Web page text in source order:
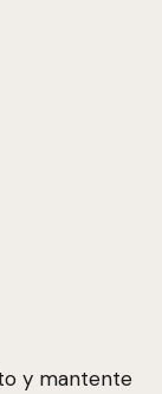
y mantente